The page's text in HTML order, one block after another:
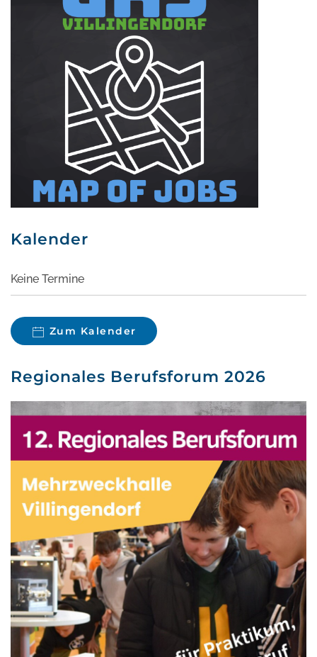
Kalender
Keine Termine
Zum Kalender
Regionales Berufsforum 2026